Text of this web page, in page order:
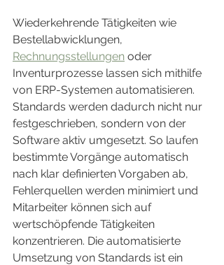
Wiederkehrende Tätigkeiten wie
Bestellabwicklungen,
Rechnungsstellungen oder
Inventurprozesse lassen sich mithilfe
von ERP-Systemen automatisieren.
Standards werden dadurch nicht nur
festgeschrieben, sondern von der
Software aktiv umgesetzt. So laufen
bestimmte Vorgänge automatisch
nach klar definierten Vorgaben ab,
Fehlerquellen werden minimiert und
Mitarbeiter können sich auf
wertschöpfende Tätigkeiten
konzentrieren. Die automatisierte
Umsetzung von Standards ist ein